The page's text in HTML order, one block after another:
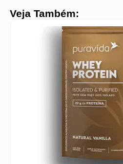
Veja Também: